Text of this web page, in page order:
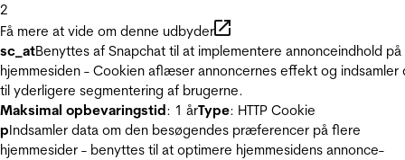
2
Få mere at vide om denne udbyder
sc_atBenyttes af Snapchat til at implementere annonceindhold på
hjemmesiden - Cookien aflæser annoncernes effekt og indsamler
til yderligere segmentering af brugerne.
Maksimal opbevaringstid: 1 årType: HTTP Cookie
pIndsamler data om den besøgendes præferencer på flere
hjemmesider - benyttes til at optimere hjemmesidens annonce-